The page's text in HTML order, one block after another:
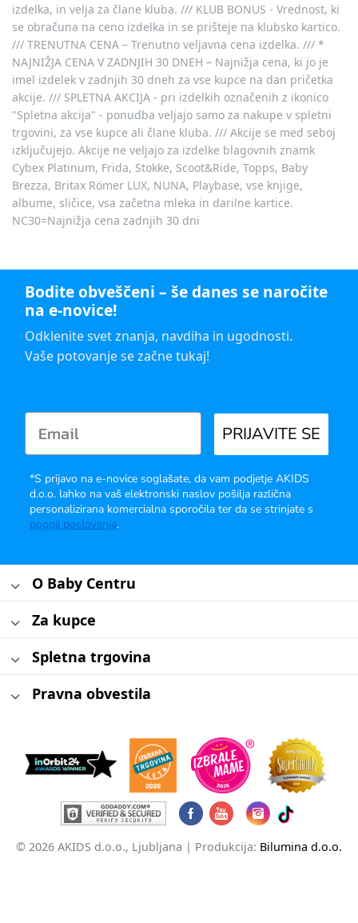
izdelka, in velja za člane kluba. /// KLUB BONUS - Vrednost, ki
se obračuna na ceno izdelka in se prišteje na klubsko kartico.
/// TRENUTNA CENA – Trenutno veljavna cena izdelka. /// *
NAJNIŽJA CENA V ZADNJIH 30 DNEH – Najnižja cena, ki jo je
imel izdelek v zadnjih 30 dneh za vse kupce na dan pričetka
akcije. /// SPLETNA AKCIJA - pri izdelkih označenih z ikonico
"Spletna akcija" - ponudba veljajo samo za nakupe v spletni
trgovini, za vse kupce ali člane kluba. /// Akcije se med seboj
izključujejo. Akcije ne veljajo za izdelke blagovnih znamk
Cybex Platinum, Frida, Stokke, Scoot&Ride, Topps, Baby
Brezza, Britax Römer LUX, NUNA, Playbase, vse knjige,
albume, sličice, vsa začetna mleka in darilne kartice.
NC30=Najnižja cena zadnjih 30 dni
Bodite obveščeni – še danes se naročite
na e-novice!
Odklenite svet znanja, navdiha in ugodnosti.
Vaše potovanje se začne tukaj!
PRIJAVITE SE
*S prijavo na e-novice soglašate, da vam podjetje AKIDS
d.o.o. lahko na vaš elektronski naslov pošilja različna
personalizirana komercialna sporočila ter da se strinjate s
pogoji poslovanja.
O Baby Centru
Za kupce
Spletna trgovina
Pravna obvestila
© 2026 AKIDS d.o.o., Ljubljana | Produkcija: Bilumina d.o.o.